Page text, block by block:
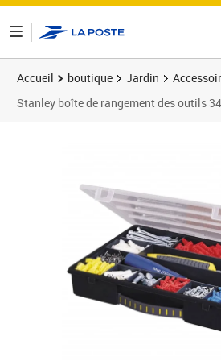
Accueil boutique Jardin
Stanley boîte de rangement des outils